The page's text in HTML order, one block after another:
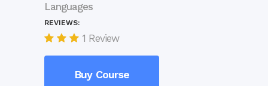
Languages
REVIEWS:
1 Review
Buy Course